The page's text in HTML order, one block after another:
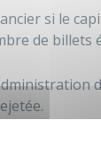
si le
de billets
dépasse